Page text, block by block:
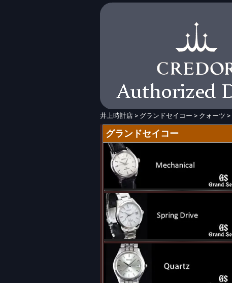
井上時計店 > グランドセイコー > クォーツ >
グランドセイコー